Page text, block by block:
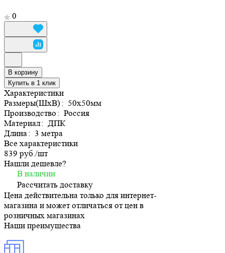
0
В корзину
Купить в 1 клик
Характеристики
Размеры(ШхВ): 50х50мм
Производство: Россия
Материал: ДПК
Длина: 3 метра
Все характеристики
839 руб./шт
Нашли дешевле?
В наличии
Рассчитать доставку
Цена действительна только для интернет-
магазина и может отличаться от цен в
розничных магазинах
Наши преимущества